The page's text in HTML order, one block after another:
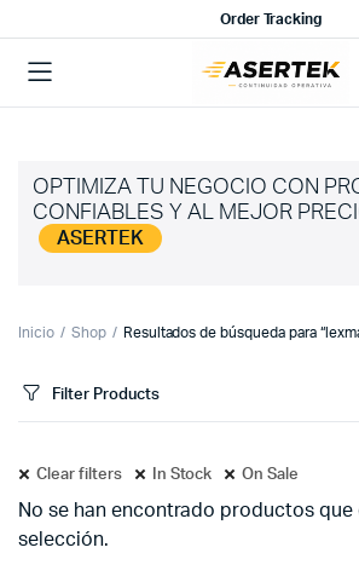
Order Tracking
OPTIMIZA TU NEGOCIO CON
CONFIABLES Y AL MEJOR
ASERTEK
Inicio Shop Resultados de búsqueda para
Filter Products
Clear filters In Stock On Sale
No se han encontrado productos
selección.